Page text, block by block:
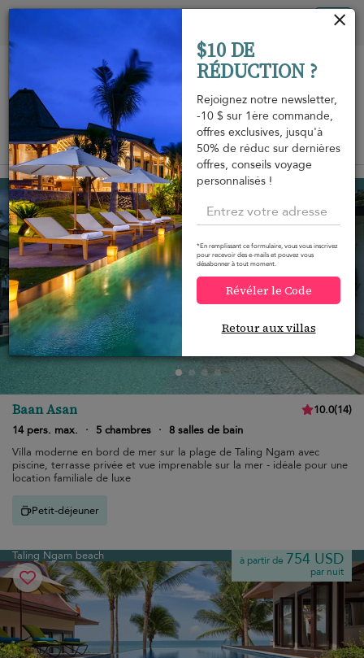
Vue sur la carte
Taling Ngam beach à partir de
Baan Asan 10.0(14)
14 pers. max.
· 5 chambres · 8 salles de bain
Villa moderne en bord de mer sur la plage de Taling Ngam avec
piscine, terrasse privée et vue imprenable sur la mer - idéale pour une
location familiale de luxe
Petit-déjeuner
Taling Ngam beach à partir de 754 USD
par nuit
$10 DE
RÉDUCTION ?
Rejoignez notre newsletter,
-10 $ sur 1ère commande,
offres exclusives, jusqu'à
50% de réduc sur dernières
offres, conseils voyage
personnalisés !
*En remplissant ce formulaire, vous vous inscrivez
pour recevoir des e-mails et pouvez vous
désabonner à tout moment.
Révéler le Code
Retour aux villas
Vos paramètres de cookies